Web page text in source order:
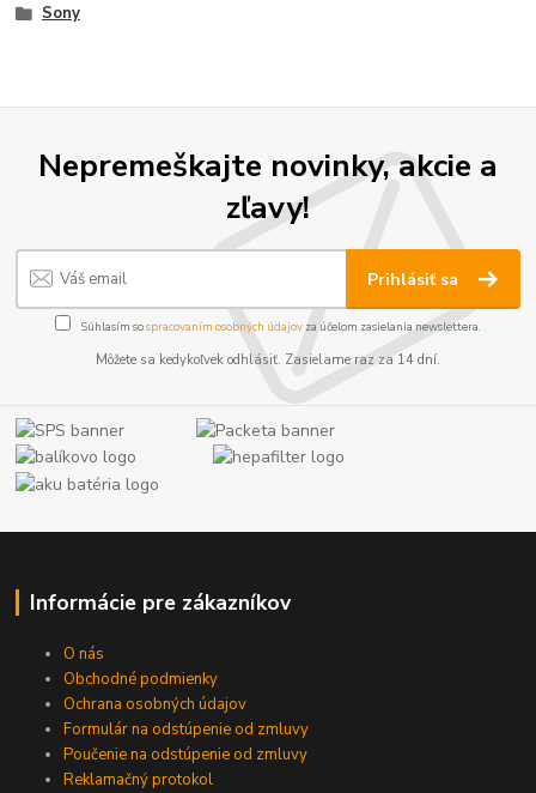
Sony
Nepremeškajte novinky, akcie a
zľavy!
Prihlásiť sa
Súhlasím sospracovaním osobných údajov za účelom zasielania newslettera.
Môžete sa kedykoľvek odhlásiť. Zasielame raz za 14 dní.
Informácie pre zákazníkov
O nás
Obchodné podmienky
Ochrana osobných údajov
Formulár na odstúpenie od zmluvy
Poučenie na odstúpenie od zmluvy
Reklamačný protokol